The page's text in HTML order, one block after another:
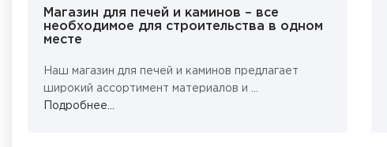
Магазин для печей и каминов – все
необходимое для строительства в одном
месте
Наш магазин для печей и каминов предлагает
широкий ассортимент материалов и ...
Подробнее...